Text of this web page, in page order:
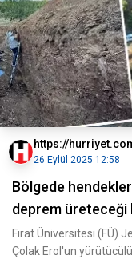
https://
26 Eylül 2025 12:58
Bölgede hendekler
deprem üreteceği
Fırat Üniversitesi (FÜ)
Çolak Erol'un